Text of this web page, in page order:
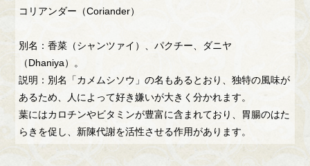
コリアンダー（Coriander）
別名：香菜（シャンツァイ）、パクチー、ダニヤ
（Dhaniya）。
説明：別名「カメムシソウ」の名もあるとおり、独特の風味が
あるため、人によって好き嫌いが大きく分かれます。
葉にはカロチンやビタミンが豊富に含まれており、胃腸のはた
らきを促し、新陳代謝を活性させる作用があります。